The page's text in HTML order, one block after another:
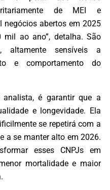
de MEI e
negócios abertos em 2025
ao ano”, detalha. São
altamente sensíveis a
e comportamento do
é garantir que a
e longevidade. Ela
se repetirá com a
a se manter alto em 2026.
esses CNPJs em
mortalidade e maior